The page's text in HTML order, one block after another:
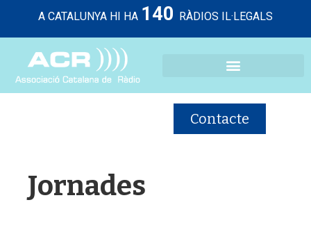
A CATALUNYA HI HA 140 RÀDIOS IL·LEGALS
Contacte
Jornades